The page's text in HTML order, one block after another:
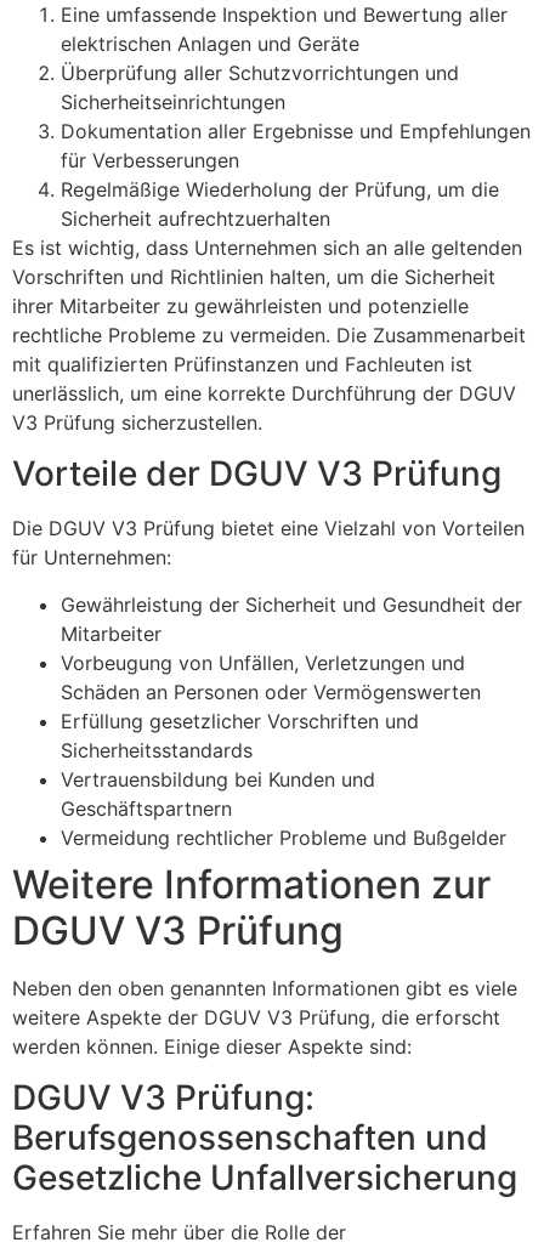
Eine umfassende Inspektion und Bewertung aller
elektrischen Anlagen und Geräte
Überprüfung aller Schutzvorrichtungen und
Sicherheitseinrichtungen
Dokumentation aller Ergebnisse und Empfehlungen
für Verbesserungen
Regelmäßige Wiederholung der Prüfung, um die
Sicherheit aufrechtzuerhalten
Es ist wichtig, dass Unternehmen sich an alle geltenden
Vorschriften und Richtlinien halten, um die Sicherheit
ihrer Mitarbeiter zu gewährleisten und potenzielle
rechtliche Probleme zu vermeiden. Die Zusammenarbeit
mit qualifizierten Prüfinstanzen und Fachleuten ist
unerlässlich, um eine korrekte Durchführung der DGUV
V3 Prüfung sicherzustellen.
Vorteile der DGUV V3 Prüfung
Die DGUV V3 Prüfung bietet eine Vielzahl von Vorteilen
für Unternehmen:
Gewährleistung der Sicherheit und Gesundheit der
Mitarbeiter
Vorbeugung von Unfällen, Verletzungen und
Schäden an Personen oder Vermögenswerten
Erfüllung gesetzlicher Vorschriften und
Sicherheitsstandards
Vertrauensbildung bei Kunden und
Geschäftspartnern
Vermeidung rechtlicher Probleme und Bußgelder
Weitere Informationen zur
DGUV V3 Prüfung
Neben den oben genannten Informationen gibt es viele
weitere Aspekte der DGUV V3 Prüfung, die erforscht
werden können. Einige dieser Aspekte sind:
DGUV V3 Prüfung:
Berufsgenossenschaften und
Gesetzliche Unfallversicherung
Erfahren Sie mehr über die Rolle der